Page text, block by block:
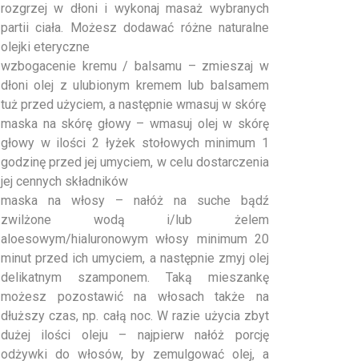
rozgrzej w dłoni i wykonaj masaż wybranych
partii ciała. Możesz dodawać różne naturalne
olejki eteryczne
wzbogacenie kremu / balsamu – zmieszaj w
dłoni olej z ulubionym kremem lub balsamem
tuż przed użyciem, a następnie wmasuj w skórę
maska na skórę głowy – wmasuj olej w skórę
głowy w ilości 2 łyżek stołowych minimum 1
godzinę przed jej umyciem, w celu dostarczenia
jej cennych składników
maska na włosy – nałóż na suche bądź
zwilżone wodą i/lub żelem
aloesowym/hialuronowym włosy minimum 20
minut przed ich umyciem, a następnie zmyj olej
delikatnym szamponem. Taką mieszankę
możesz pozostawić na włosach także na
dłuższy czas, np. całą noc. W razie użycia zbyt
dużej ilości oleju – najpierw nałóż porcję
odżywki do włosów, by zemulgować olej, a